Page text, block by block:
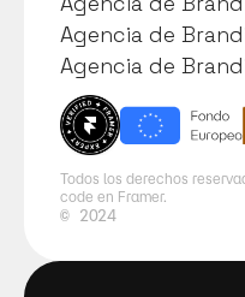
Agencia de
Agencia de
Agencia de
Agencia de
Agencia de
Todos los derechos
code en Framer.
© 2024